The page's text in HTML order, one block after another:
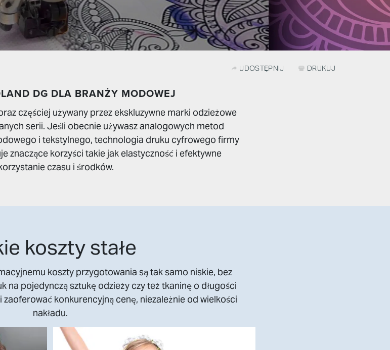
UDOSTĘPNIJ DRUKUJ
DG DLA BRANŻY MODOWEJ
częściej używany przez ekskluzywne marki odzieżowe
serii. Jeśli obecnie używasz analogowych metod
i tekstylnego, technologia druku cyfrowego firmy
znaczące korzyści takie jak elastyczność i efektywne
czasu i środków.
koszty stałe
koszty przygotowania są tak samo niskie, bez
na pojedynczą sztukę odzieży czy też tkaninę o długości
konkurencyjną cenę, niezależnie od wielkości
nakładu.